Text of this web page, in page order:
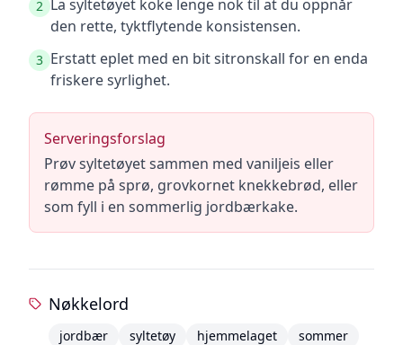
2 La syltetøyet koke lenge nok til at du oppnår
den rette, tyktflytende konsistensen.
3 Erstatt eplet med en bit sitronskall for en enda
friskere syrlighet.
Serveringsforslag
Prøv syltetøyet sammen med vaniljeis eller
rømme på sprø, grovkornet knekkebrød, eller
som fyll i en sommerlig jordbærkake.
Nøkkelord
jordbær syltetøy hjemmelaget
sommer